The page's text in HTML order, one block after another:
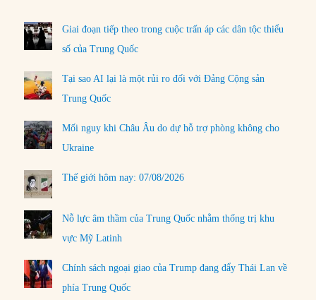
Giai đoạn tiếp theo trong cuộc trấn áp các dân tộc thiểu
số của Trung Quốc
Tại sao AI lại là một rủi ro đối với Đảng Cộng sản
Trung Quốc
Mối nguy khi Châu Âu do dự hỗ trợ phòng không cho
Ukraine
Thế giới hôm nay: 07/08/2026
Nỗ lực âm thầm của Trung Quốc nhằm thống trị khu
vực Mỹ Latinh
Chính sách ngoại giao của Trump đang đẩy Thái Lan về
phía Trung Quốc